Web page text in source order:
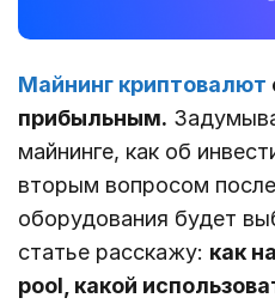
Майнинг криптовалют
прибыльным.
майнинге, как об
вторым вопросом
оборудования будет
статье расскажу: как
pool, какой